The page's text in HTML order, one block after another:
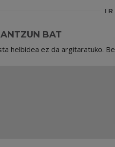
BAT
helbidea ez da argitaratuko.